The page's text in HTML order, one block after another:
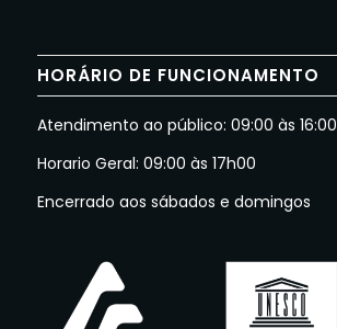
HORÁRIO DE FUNCIONAMENTO
Atendimento ao público: 09:00 às 16:00
Horario Geral: 09:00 às 17h00
Encerrado aos sábados e domingos